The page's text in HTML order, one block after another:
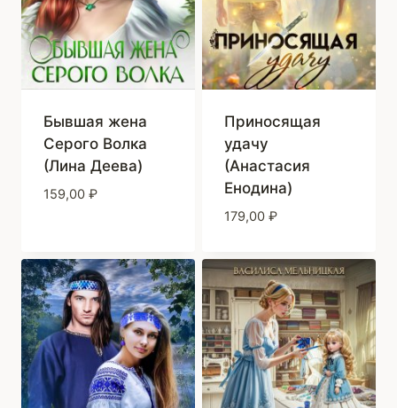
Бывшая жена
Серого Волка
(Лина Деева)
159,00 ₽
Приносящая
удачу
(Анастасия
Енодина)
179,00 ₽